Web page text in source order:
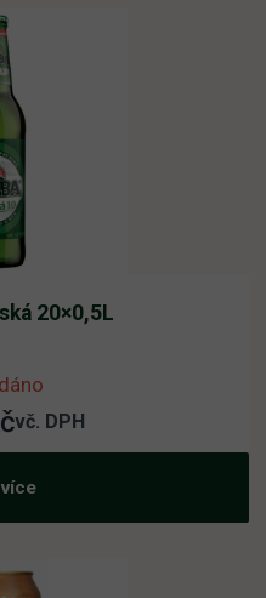
20×0,5L
vč. DPH